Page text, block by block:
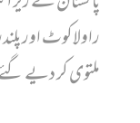
راولاکوٹ اور
ملتوی کر دیے